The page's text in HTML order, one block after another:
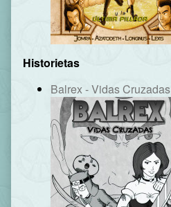
Historietas
Balrex - Vidas Cruzadas